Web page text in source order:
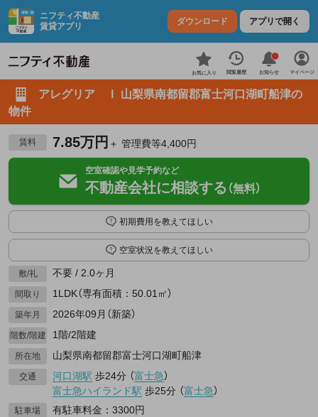
ニフティ不動産
賃貸アプリ
ダウンロード アプリで開く
お気に入り 閲覧履歴 お知らせ マイページ
アレグリア Ⅰ 山梨県南都留郡富士河口湖町船津の
物件
賃料 7.85万円 ＋ 管理費等4,400円
空室確認や見学予約など
不動産会社に相談する （無料）
初期費用を教えてほしい
空室状況を教えてほしい
敷/礼 不要 / 2.0ヶ月
間取り 1LDK（専有面積：50.01㎡）
築年月 2026年09月（新築）
階数/階建 1階/2階建
所在地 山梨県南都留郡富士河口湖町船津
交通 河口湖駅 歩24分 （富士急）
富士急ハイランド駅 歩25分 （富士急）
駐車場 有駐車料金：3300円